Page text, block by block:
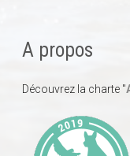
A propos
Découvrez la charte "